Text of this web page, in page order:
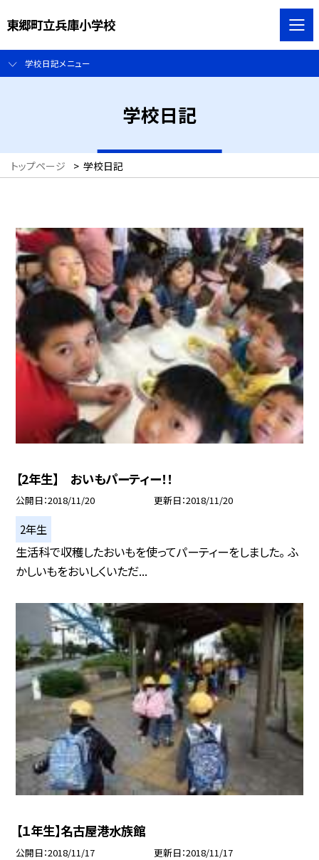
東郷町立兵庫小学校
学校日記メニュー
学校日記
トップページ > 学校日記
【2年生】 おいもパーティー！！
公開日 2018/11/20 更新日 2018/11/20
2年生
生活科で収穫したおいもを使ってパーティーをしました。 ふ
かしいもをおいしくいただ...
【１年生】名古屋港水族館
公開日 2018/11/17 更新日 2018/11/17